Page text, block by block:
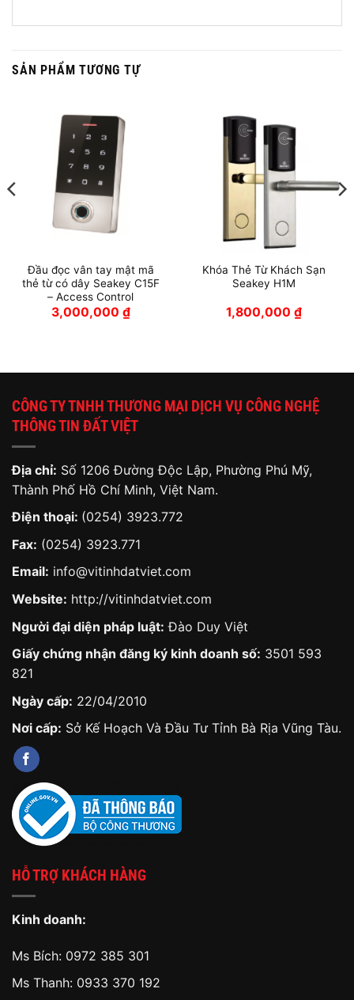
SẢN PHẨM TƯƠNG TỰ
Đầu đọc vân tay mật mã
thẻ từ có dây Seakey C15F
– Access Control
3,000,000 ₫
Khóa Thẻ Từ Khách Sạn
Seakey H1M
1,800,000 ₫
CÔNG TY TNHH THƯƠNG MẠI DỊCH VỤ CÔNG NGHỆ
THÔNG TIN ĐẤT VIỆT
Địa chỉ: Số 1206 Đường Độc Lập, Phường Phú Mỹ,
Thành Phố Hồ Chí Minh, Việt Nam.
Điện thoại: (0254) 3923.772
Fax: (0254) 3923.771
Email: info@vitinhdatviet.com
Website: http://vitinhdatviet.com
Người đại diện pháp luật: Đào Duy Việt
Giấy chứng nhận đăng ký kinh doanh số: 3501 593
821
Ngày cấp: 22/04/2010
Nơi cấp: Sở Kế Hoạch Và Đầu Tư Tỉnh Bà Rịa Vũng Tàu.
HỖ TRỢ KHÁCH HÀNG
Kinh doanh:
Ms Bích: 0972 385 301
Ms Thanh: 0933 370 192